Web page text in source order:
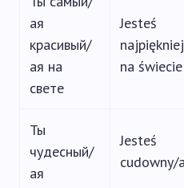
ая
красивый/
ая на
свете
Jesteś
na świecie
Ты
чудесный/
ая
Jesteś
cudowny/